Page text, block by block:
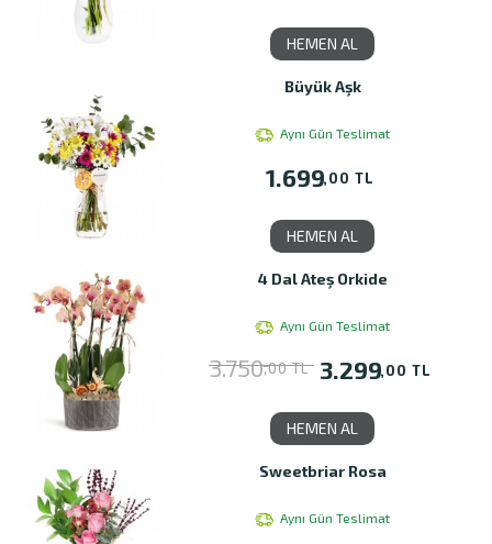
HEMEN AL
Büyük Aşk
Aynı Gün Teslimat
1.699,00 TL
HEMEN AL
4 Dal Ateş Orkide
Aynı Gün Teslimat
3.750,00 TL 3.299,00 TL
HEMEN AL
Sweetbriar Rosa
Aynı Gün Teslimat